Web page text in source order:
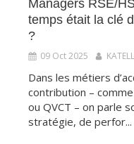
Managers RSE/
temps était la clé
?
09 Oct 2025
Dans les métiers
contribution –
ou QVCT – on parle
stratégie, de perfor...